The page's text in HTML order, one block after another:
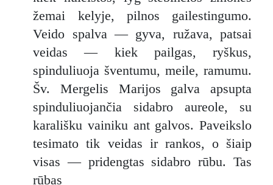
žemai kelyje, pilnos gailestingumo.
Veido spalva — gyva, ružava, patsai
veidas — kiek pailgas, ryškus,
spinduliuoja šventumu, meile, ramumu.
Šv. Mergelis Marijos galva apsupta
spinduliuojančia sidabro aureole, su
karališku vainiku ant galvos. Paveikslo
tesimato tik veidas ir rankos, o šiaip
visas — pridengtas sidabro rūbu. Tas
rūbas